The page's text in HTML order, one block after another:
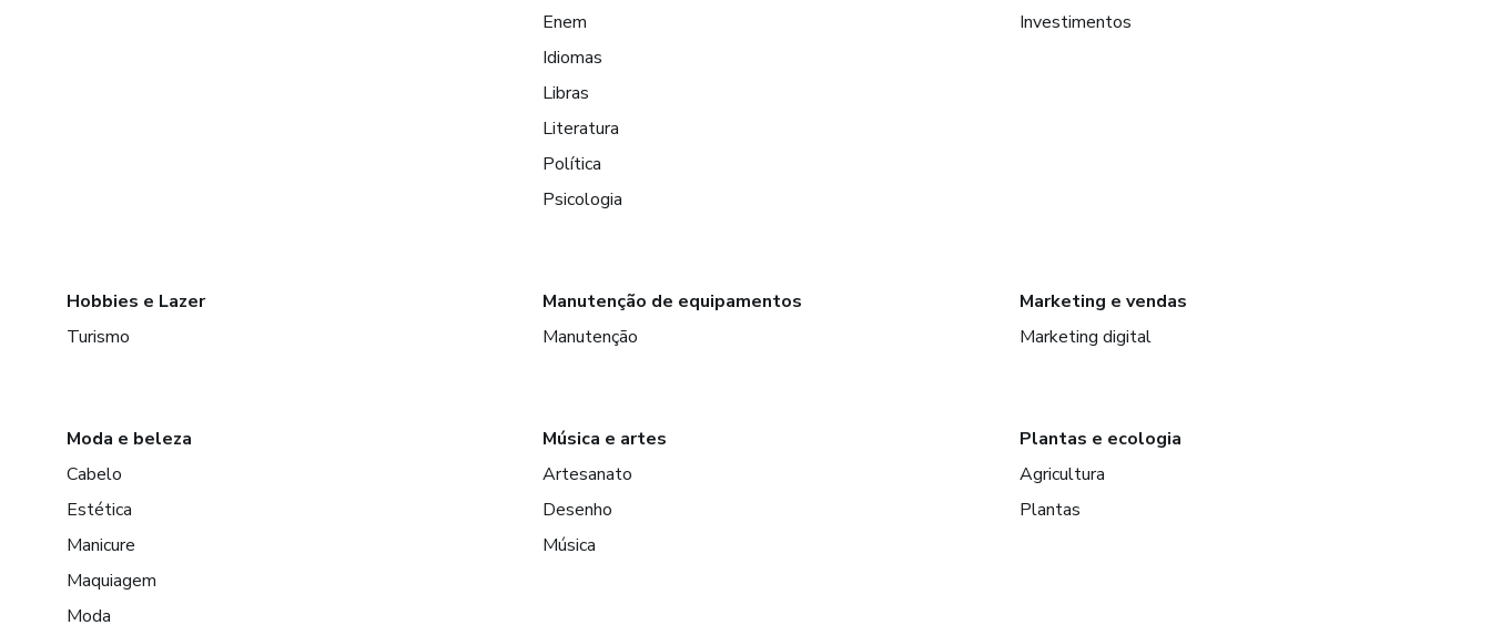
Enem
Idiomas
Libras
Literatura
Política
Psicologia
Investimentos
Hobbies e Lazer
Turismo
Manutenção de equipamentos
Manutenção
Marketing e vendas
Marketing digital
Moda e beleza
Cabelo
Estética
Manicure
Maquiagem
Moda
Música e artes
Artesanato
Desenho
Música
Plantas e ecologia
Agricultura
Plantas